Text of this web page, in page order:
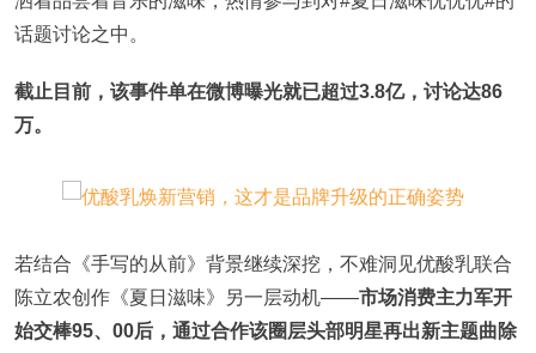
话题讨论之中。
截止目前，该事件单在微博曝光就已超过3.8亿，讨论达86
万。
若结合《手写的从前》背景继续深挖，不难洞见优酸乳联合
陈立农创作《夏日滋味》另一层动机——市场消费主力军开
始交棒95、00后，通过合作该圈层头部明星再出新主题曲除